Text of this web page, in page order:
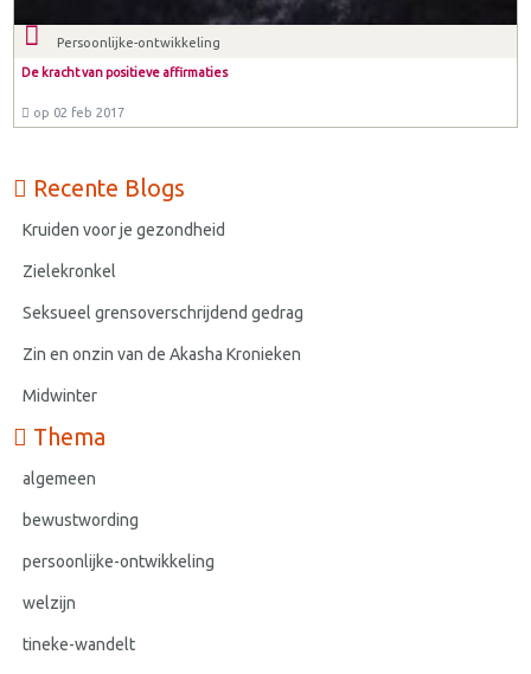
Persoonlijke-ontwikkeling
De kracht van positieve affirmaties
op 02 feb 2017
Recente Blogs
Kruiden voor je gezondheid
Zielekronkel
Seksueel grensoverschrijdend gedrag
Zin en onzin van de Akasha Kronieken
Midwinter
Thema
algemeen
bewustwording
persoonlijke-ontwikkeling
welzijn
tineke-wandelt